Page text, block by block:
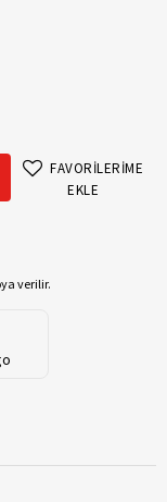
FAVORİLERİME
EKLE
verilir.